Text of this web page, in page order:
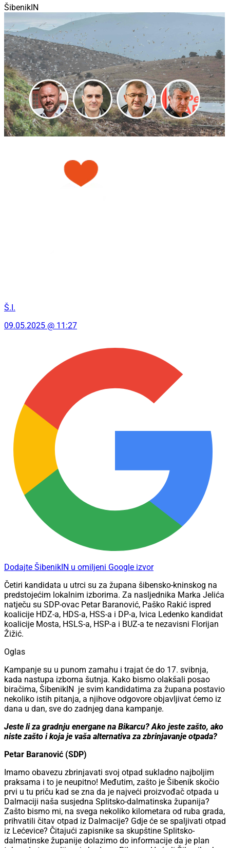
ŠibenikIN
Š.I.
09.05.2025 @ 11:27
Dodajte ŠibenikIN u omiljeni Google izvor
Četiri kandidata u utrci su za župana šibensko-kninskog na
predstojećim lokalnim izborima. Za nasljednika Marka Jelića
natječu su SDP-ovac Petar Baranović, Paško Rakić ispred
koalicije HDZ-a, HDS-a, HSS-a i DP-a, Ivica Ledenko kandidat
koalicije Mosta, HSLS-a, HSP-a i BUZ-a te nezavisni Florijan
Žižić.
Oglas
Kampanje su u punom zamahu i trajat će do 17. svibnja,
kada nastupa izborna šutnja. Kako bismo olakšali posao
biračima, ŠibenikIN je svim kandidatima za župana postavio
nekoliko istih pitanja, a njihove odgovore objavljivat ćemo iz
dana u dan, sve do zadnjeg dana kampanje.
Jeste li za gradnju energane na Bikarcu? Ako jeste zašto, ako
niste zašto i koja je vaša alternativa za zbrinjavanje otpada?
Petar Baranović (SDP)
Imamo obavezu zbrinjavati svoj otpad sukladno najboljim
praksama i to je neupitno! Međutim, zašto je Šibenik skočio
prvi u tu priču kad se zna da je najveći proizvođač otpada u
Dalmaciji naša susjedna Splitsko-dalmatinska županija?
Zašto bismo mi, na svega nekoliko kilometara od ruba grada,
prihvatili čitav otpad iz Dalmacije? Gdje će se spaljivati otpad
iz Lećevice? Čitajući zapisnike sa skupštine Splitsko-
dalmatinske županije dolazimo do informacije da je plan